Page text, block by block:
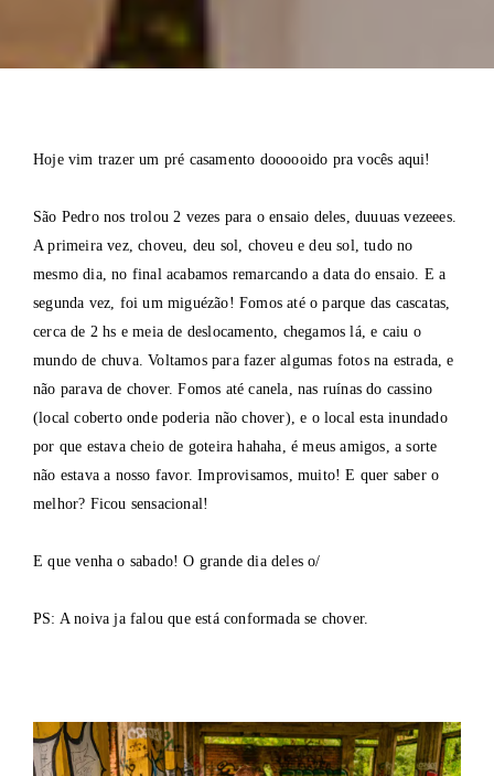
Hoje vim trazer um pré casamento doooooido pra vocês aqui!
São Pedro nos trolou 2 vezes para o ensaio deles, duuuas vezeees.
A primeira vez, choveu, deu sol, choveu e deu sol, tudo no
mesmo dia, no final acabamos remarcando a data do ensaio. E a
segunda vez, foi um miguézão! Fomos até o parque das cascatas,
cerca de 2 hs e meia de deslocamento, chegamos lá, e caiu o
mundo de chuva. Voltamos para fazer algumas fotos na estrada, e
não parava de chover. Fomos até canela, nas ruínas do cassino
(local coberto onde poderia não chover), e o local esta inundado
por que estava cheio de goteira hahaha, é meus amigos, a sorte
não estava a nosso favor. Improvisamos, muito! E quer saber o
melhor? Ficou sensacional!
E que venha o sabado! O grande dia deles o/
PS: A noiva ja falou que está conformada se chover.